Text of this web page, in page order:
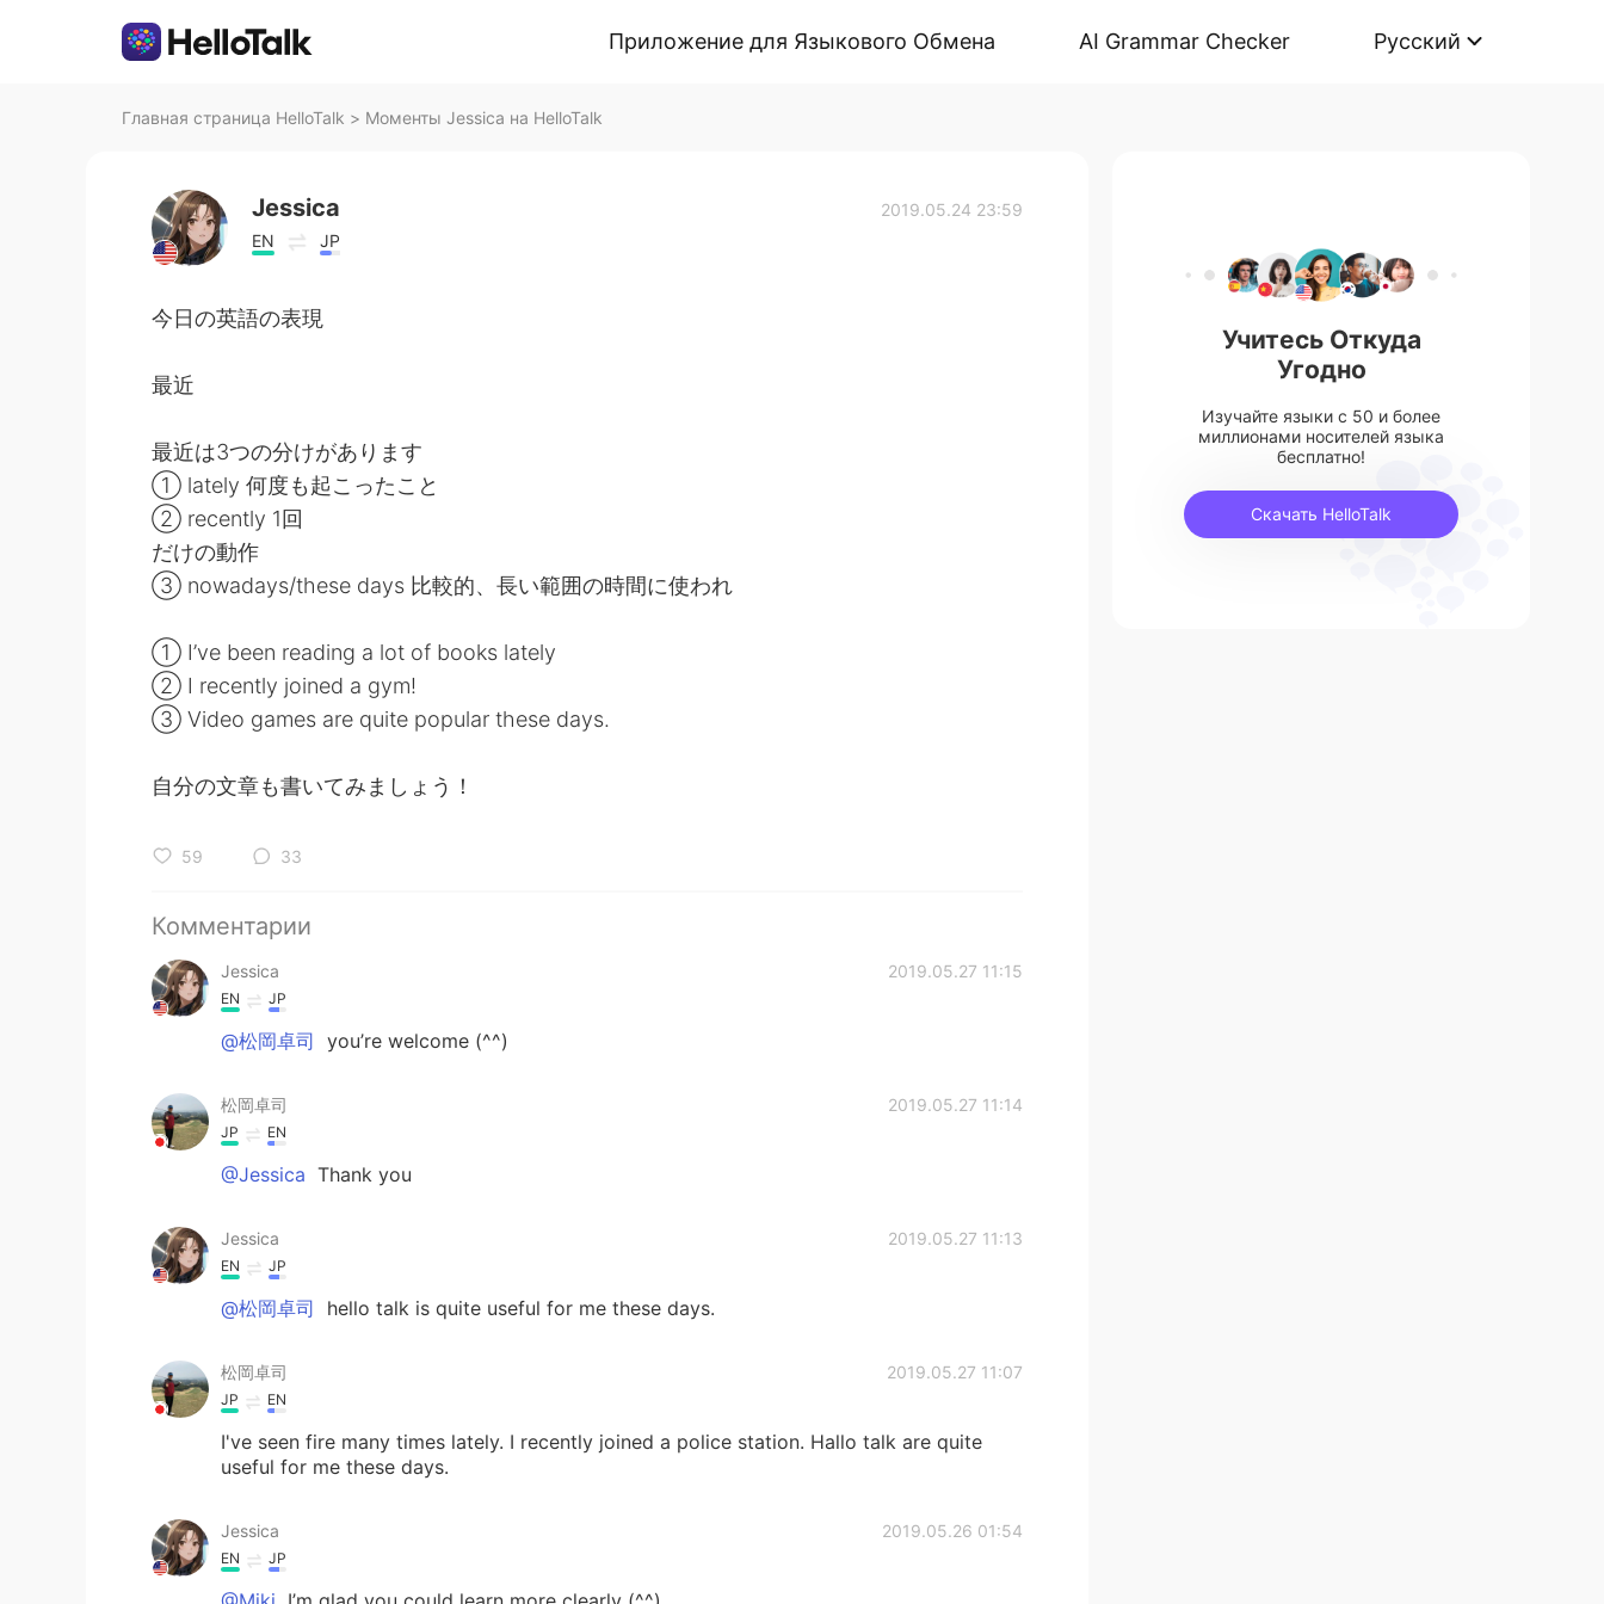
Приложение для Языкового Обмена AI Grammar Checker Русский
Главная страница HelloTalk > Моменты Jessica на HelloTalk
Jessica
EN JP
2019.05.24 23:59
今日の英語の表現
最近
最近は3つの分けがあります
① lately 何度も起こったこと
② recently 1回
だけの動作
③ nowadays/these days 比較的、長い範囲の時間に使われ
① I’ve been reading a lot of books lately
② I recently joined a gym!
③ Video games are quite popular these days.
自分の文章も書いてみましょう！
59 33
Комментарии
Jessica 2019.05.27 11:15
EN JP
@松岡卓司 you’re welcome (^^)
松岡卓司 2019.05.27 11:14
JP EN
@Jessica Thank you
Jessica 2019.05.27 11:13
EN JP
@松岡卓司 hello talk is quite useful for me these days.
松岡卓司 2019.05.27 11:07
JP EN
I've seen fire many times lately. I recently joined a police station. Hallo talk are quite
useful for me these days.
Jessica 2019.05.26 01:54
EN JP
Учитесь Откуда
Угодно
Изучайте языки с 50 и более
миллионами носителей языка
бесплатно!
Скачать HelloTalk